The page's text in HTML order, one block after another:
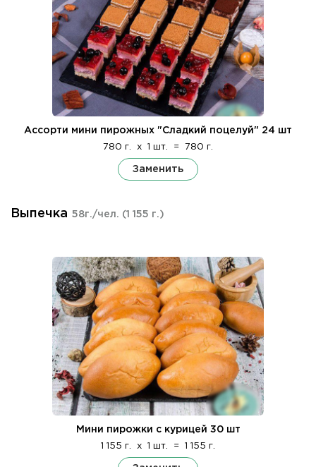
Ассорти мини пирожных "Сладкий поцелуй" 24 шт
780 г. x 1 шт. = 780 г.
Заменить
Выпечка 58г./чел. (1 155 г.)
Мини пирожки с курицей 30 шт
1 155 г. x 1 шт. = 1 155 г.